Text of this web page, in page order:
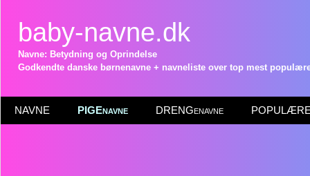
baby-navne.dk
Navne: Betydning og Oprindelse
Godkendte danske børnenavne + navneliste over top mest
NAVNE PIGEnavne DRENGenavne POPULÆRE